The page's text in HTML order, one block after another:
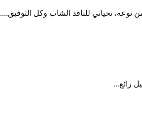
نوعه، تحياتي للناقد الشاب وكل التوفيق....
رائع...